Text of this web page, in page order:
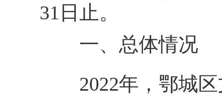
31日止。
一、总体情况
2022年，鄂城区